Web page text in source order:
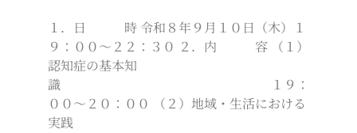
１．日 時 令和８年９月１０日（木）１
９：００～２２：３０ ２．内 容 （１）
認知症の基本知
識 １９：
００～２０：００ （２）地域・生活における
実践